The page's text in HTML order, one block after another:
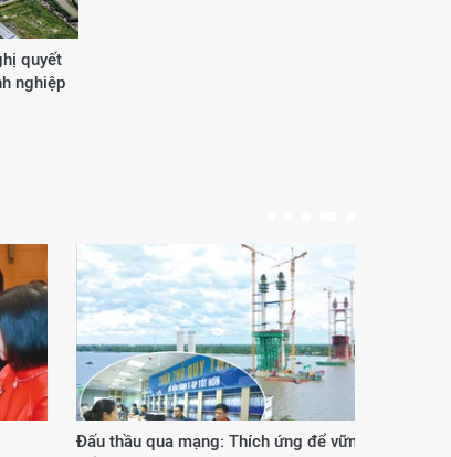
quyết
nghiệp
Đấu thầu qua mạng: Thích ứng để vững